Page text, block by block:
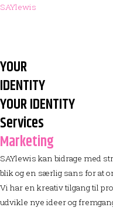
SAYlewis
YOUR
IDENTITY
YOUR IDENTITY
Services
Marketing
SAYlewis kan bidrage med
blik og en særlig sans for at
Vi har en kreativ tilgang til
udvikle nye ideer og